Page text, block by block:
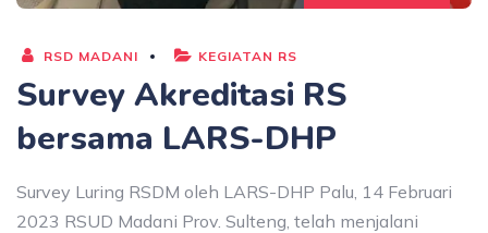
RSD MADANI KEGIATAN RS
Survey Akreditasi RS
bersama LARS-DHP
Survey Luring RSDM oleh LARS-DHP Palu, 14 Februari
2023 RSUD Madani Prov. Sulteng, telah menjalani